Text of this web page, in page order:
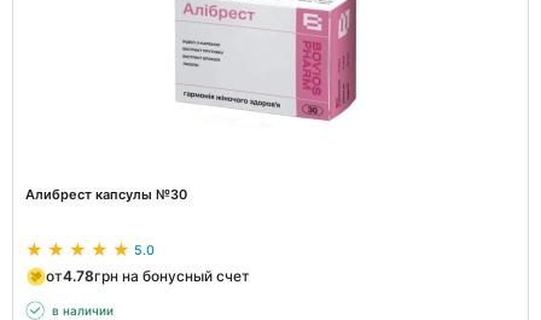
Алибрест капсулы №30
5.0
от4.78грн на бонусный счет
в наличии